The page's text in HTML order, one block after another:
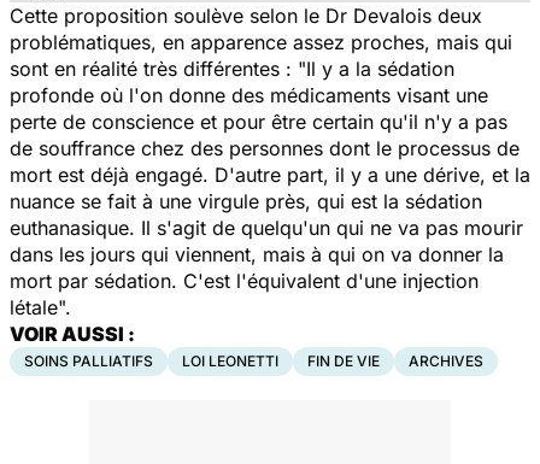
Cette proposition soulève selon le Dr Devalois deux
problématiques, en apparence assez proches, mais qui
sont en réalité très différentes : "Il y a la sédation
profonde où l'on donne des médicaments visant une
perte de conscience et pour être certain qu'il n'y a pas
de souffrance chez des personnes dont le processus de
mort est déjà engagé. D'autre part, il y a une dérive, et la
nuance se fait à une virgule près, qui est la sédation
euthanasique. Il s'agit de quelqu'un qui ne va pas mourir
dans les jours qui viennent, mais à qui on va donner la
mort par sédation. C'est l'équivalent d'une injection
létale".
VOIR AUSSI :
SOINS PALLIATIFS LOI LEONETTI FIN DE VIE ARCHIVES